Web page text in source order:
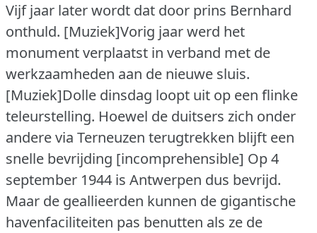
Vijf jaar later wordt dat door prins Bernhard
onthuld. [Muziek]Vorig jaar werd het
monument verplaatst in verband met de
werkzaamheden aan de nieuwe sluis.
[Muziek]Dolle dinsdag loopt uit op een flinke
teleurstelling. Hoewel de duitsers zich onder
andere via Terneuzen terugtrekken blijft een
snelle bevrijding [incomprehensible] Op 4
september 1944 is Antwerpen dus bevrijd.
Maar de geallieerden kunnen de gigantische
havenfaciliteiten pas benutten als ze de